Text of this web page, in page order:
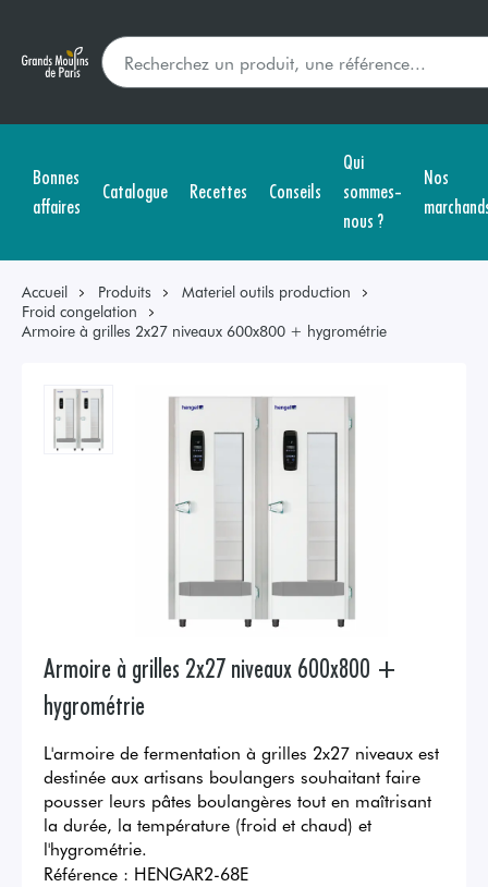
Bonnes
affaires
Catalogue Recettes Conseils
Qui
sommes-
nous ?
Nos
Accueil Produits
Materiel outils production
Froid congelation
Armoire à grilles 2x27 niveaux 600x800 + hygrométrie
Armoire à grilles 2x27 niveaux 600x800 +
hygrométrie
L'armoire de fermentation à grilles 2x27 niveaux est
destinée aux artisans boulangers souhaitant faire
pousser leurs pâtes boulangères tout en maîtrisant
la durée, la température (froid et chaud) et
l'hygrométrie.
Référence : HENGAR2-68E